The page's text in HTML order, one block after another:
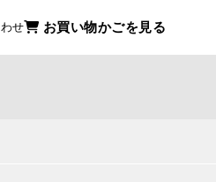
せ お買い物かごを見る